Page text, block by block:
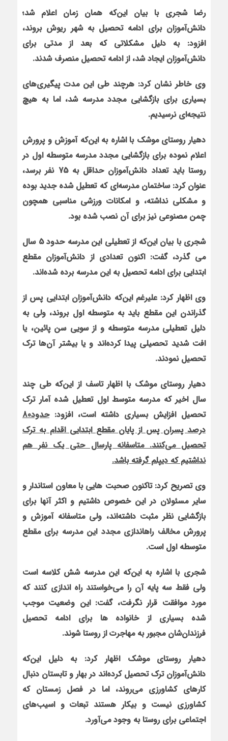
رضا شجری با بیان این‌که همان زمان اعلام شد؛
دانش‌آموزان برای ادامه تحصیل به شهر ریوش بروند،
افزود: به دلیل مشکلاتی که بعد از مدتی برای
دانش‌آموزان ایجاد شد، از ادامه تحصیل منصرف شدند.
وی خاطر نشان کرد: هرچند طی این مدت پیگیری‌های
بسیاری برای بازگشایی مجدد مدرسه شد، اما به هیچ
نتیجه‌ای نرسیدیم.
دهیار روستای موشک با اشاره به این‌که آموزش و پرورش
اعلام نموده برای بازگشایی مجدد مدرسه متوسطه اول در
روستا باید تعداد دانش‌آموزان حداقل به 75 نفر برسد،
عنوان کرد: ساختمان مدرسه‌ای که تعطیل شده جدید بوده
و مشکلی نداشته، وامکانات ورزشی مناسبی همچون
چمن مصنوعی نیز برای آن نصب شده بود.
شجری با بیان این‌که از تعطیلی این مدرسه حدود 5 سال
می گذرد، گفت: اکنون تعدادی از دانش‌آموزان مقطع
ابتدایی برای ادامه تحصیل به این مدرسه برده شده‌اند.
وی اظهار کرد: علیرغم این‌که دانش‌آموزان ابتدایی پس از
گذراندن این مقطع باید به متوسطه اول بروند، ولی به
دلیل تعطیلی مدرسه متوسطه و از سویی سن پائین، یا
افت شدید تحصیلی پیدا کرده‌اند و یا بیشتر آن‌ها ترک
تحصیل نمودند.
دهیار روستای موشک با اظهار تاسف از این‌که طی چند
سال اخیر که مدرسه متوسط اول تعطیل شده آمار ترک
تحصیل افزایش بسیاری داشته است، افزود:
حدود80
درصد پسران پس از پایان مقطع ابتدایی اقدام به ترک
تحصیل می‌کنند. متاسفانه پارسال حتی یک نفر هم
نداشتیم که دیپلم گرفته باشد.
وی تصریح کرد: تاکنون صحبت هایی با معاون استاندار و
سایر مسئولان در این خصوص داشتیم و اکثر آنها برای
بازگشایی نظر مثبت داشته‌اند، ولی متاسفانه آموزش و
پرورش مخالف راه‏اندازی مجدد این مدرسه برای مقطع
متوسطه اول است.
شجری با اشاره به این‌که این مدرسه شش کلاسه است
ولی فقط سه پایه آن را می‌خواستند راه اندازی کنند که
مورد موافقت قرار نگرفت، گفت: این وضعیت موجب
شده بسیاری از خانواده ها برای ادامه تحصیل
فرزندان‌شان مجبور به مهاجرت از روستا شوند.
دهیار روستای موشک اظهار کرد: به دلیل این‌‌که
دانش‌آموزان ترک تحصیل کرده‌اند در بهار و تابستان دنبال
کارهای کشاورزی می‌روند، اما در فصل زمستان که
کشاورزی نیست و بیکار هستند تبعات و اسیب‌های
اجتماعی برای روستا به وجود می‌آورد.